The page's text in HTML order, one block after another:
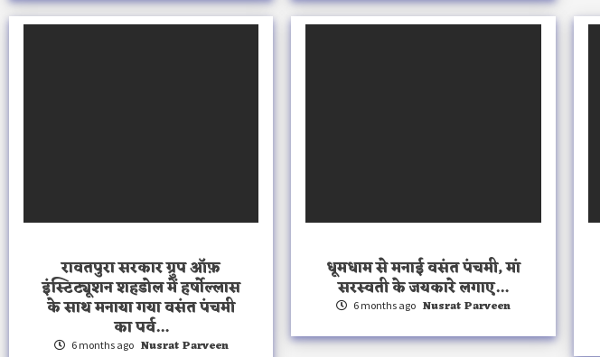
रावतपुरा सरकार ग्रुप ऑफ़
इंस्टिट्यूशन शहडोल में हर्षोल्लास
के साथ मनाया गया वसंत पंचमी
का पर्व…
6 months ago Nusrat Parveen
धूमधाम से मनाई वसंत पंचमी, मां
सरस्वती के जयकारे लगाए…
6 months ago Nusrat Parveen